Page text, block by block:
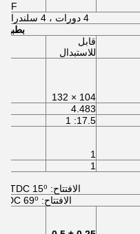
F
4 دورات ، 4 سلندرات في الخط ، تبريد بالماء
قابل
للاستبدال
104 × 132
4.483
17.5: 1
1
1
الافتتاح: 15⁰ BTDC - الإغلاق: 35⁰ ABDC
الافتتاح: 69⁰ BBDC - الإغلاق: ATDC